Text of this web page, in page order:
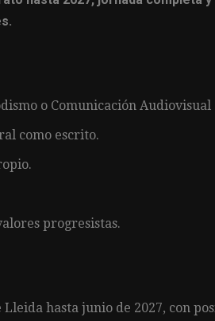
o Comunicación
como escrito.
progresistas.
hasta junio de 2027, con